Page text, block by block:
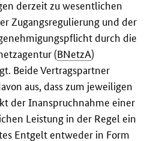
derzeit zu wesentlichen
Zugangsregulierung und der
durch die
(BNetzA)
Beide Vertragspartner
aus, dass zum jeweiligen
der Inanspruchnahme einer
Leistung in der Regel ein
Entgelt entweder in Form